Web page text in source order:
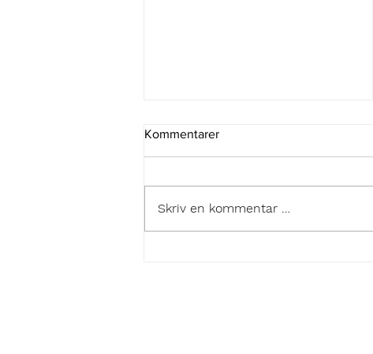
Kommentarer
Skriv en kommentar …